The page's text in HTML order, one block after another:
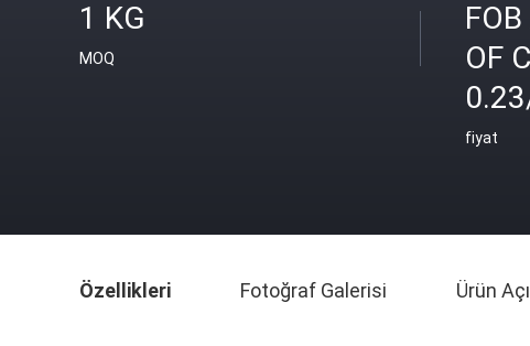
1 KG
MOQ
OF
fiyat
Özellikleri Fotoğraf Galerisi Ürün